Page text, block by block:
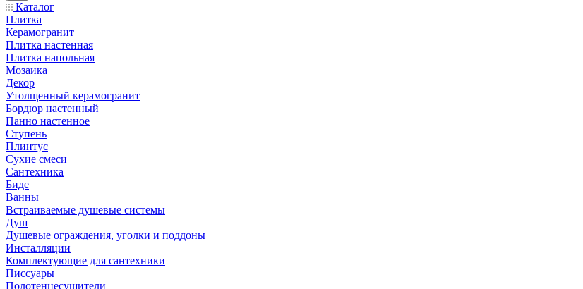
Каталог
Плитка
Керамогранит
Плитка настенная
Плитка напольная
Мозаика
Декор
Утолщенный керамогранит
Бордюр настенный
Панно настенное
Ступень
Плинтус
Сухие смеси
Сантехника
Биде
Ванны
Встраиваемые душевые системы
Душ
Душевые ограждения, уголки и поддоны
Инсталляции
Комплектующие для сантехники
Писсуары
Полотенцесушители